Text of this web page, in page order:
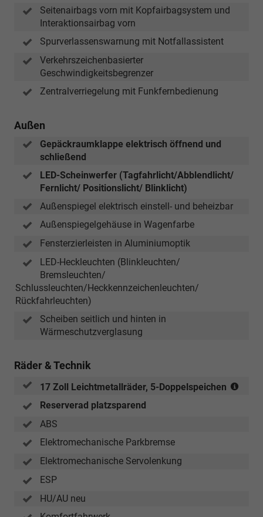
Seitenairbags vorn mit Kopfairbagsystem und
Interaktionsairbag vorn
Spurverlassenswarnung mit Notfallassistent
Verkehrszeichenbasierter
Geschwindigkeitsbegrenzer
Zentralverriegelung mit Funkfernbedienung
Außen
Gepäckraumklappe elektrisch öffnend und
schließend
LED-Scheinwerfer (Tagfahrlicht/Abblendlicht/
Fernlicht/ Positionslicht/ Blinklicht)
Außenspiegel elektrisch einstell- und beheizbar
Außenspiegelgehäuse in Wagenfarbe
Fensterzierleisten in Aluminiumoptik
LED-Heckleuchten (Blinkleuchten/
Bremsleuchten/
Schlussleuchten/Heckkennzeichenleuchten/
Rückfahrleuchten)
Scheiben seitlich und hinten in
Wärmeschutzverglasung
Räder & Technik
17 Zoll Leichtmetallräder, 5-Doppelspeichen
Reserverad platzsparend
ABS
Elektromechanische Parkbremse
Elektromechanische Servolenkung
ESP
HU/AU neu